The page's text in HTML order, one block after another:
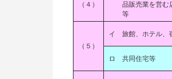
（４）
品販売業を営む
等
（５）
イ 旅館、ホテル、
ロ 共同住宅等